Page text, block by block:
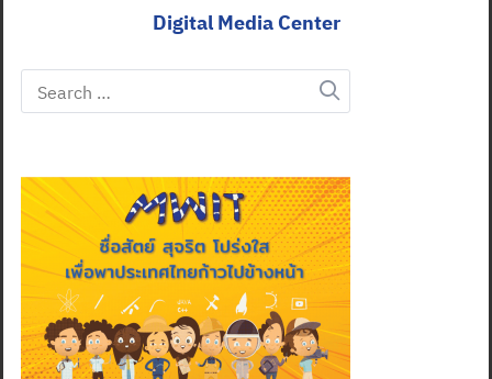
for:
Digital Media Center
Search
for: